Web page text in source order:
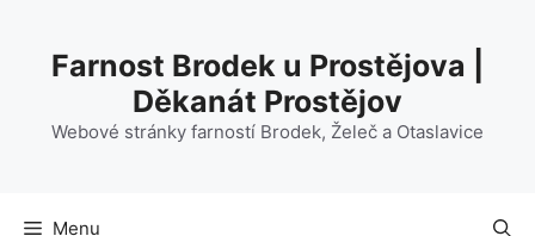
obsahFarnost Brodek u Prostějova |
Děkanát Prostějov
Webové stránky farností Brodek, Želeč a Otaslavice
Menu